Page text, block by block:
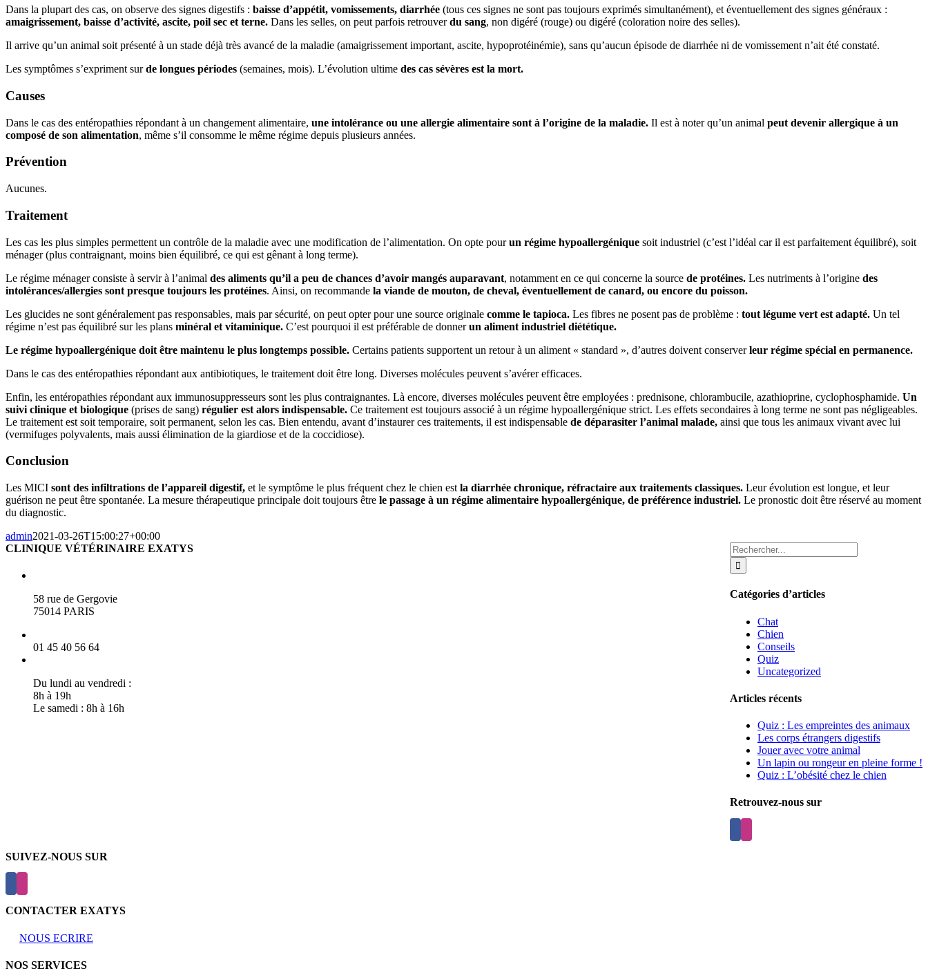
Dans la plupart des cas, on observe des signes digestifs : baisse d’appétit, vomissements, diarrhée (tous ces signes ne sont pas toujours exprimés simultanément), et éventuellement des signes généraux :
amaigrissement, baisse d’activité, ascite, poil sec et terne. Dans les selles, on peut parfois retrouverdu sang, non digéré (rouge) ou digéré (coloration noire des selles).
Il arrive qu’un animal soit présenté à un stade déjà très avancé de la maladie (amaigrissement important, ascite, hypoprotéinémie), sans qu’aucun épisode de diarrhée ni de vomissement n’ait été constaté.
Les symptômes s’expriment surde longues périodes (semaines, mois). L’évolution ultime des cas sévères est la mort.
Causes
Dans le cas des entéropathies répondant à un changement alimentaire, une intolérance ou une allergie alimentaire sont à l’origine de la maladie. Il est à noter qu’un animal peut devenir allergique à un
composé de son alimentation, même s’il consomme le même régime depuis plusieurs années.
Prévention
Aucunes.
Traitement
Les cas les plus simples permettent un contrôle de la maladie avec une modification de l’alimentation. On opte pourun régime hypoallergénique soit industriel (c’est l’idéal car il est parfaitement équilibré), soit
ménager (plus contraignant, moins bien équilibré, ce qui est gênant à long terme).
Le régime ménager consiste à servir à l’animal des aliments qu’il a peu de chances d’avoir mangés auparavant, notamment en ce qui concerne la source de protéines. Les nutriments à l’origine des
intolérances/allergies sont presque toujours les protéines. Ainsi, on recommande la viande de mouton, de cheval, éventuellement de canard, ou encore du poisson.
Les glucides ne sont généralement pas responsables, mais par sécurité, on peut opter pour une source originale comme le tapioca. Les fibres ne posent pas de problème : tout légume vert est adapté. Un tel
régime n’est pas équilibré sur les plans minéral et vitaminique. C’est pourquoi il est préférable de donnerun aliment industriel diététique.
Le régime hypoallergénique doit être maintenu le plus longtemps possible. Certains patients supportent un retour à un aliment « standard », d’autres doivent conserverleur régime spécial en permanence.
Dans le cas des entéropathies répondant aux antibiotiques, le traitement doit être long. Diverses molécules peuvent s’avérer efficaces.
Enfin, les entéropathies répondant aux immunosuppresseurs sont les plus contraignantes. Là encore, diverses molécules peuvent être employées : prednisone, chlorambucile, azathioprine, cyclophosphamide. Un
suivi clinique et biologique (prises de sang) régulier est alors indispensable. Ce traitement est toujours associé à un régime hypoallergénique strict. Les effets secondaires à long terme ne sont pas négligeables.
Le traitement est soit temporaire, soit permanent, selon les cas. Bien entendu, avant d’instaurer ces traitements, il est indispensable de déparasiter l’animal malade, ainsi que tous les animaux vivant avec lui
(vermifuges polyvalents, mais aussi élimination de la giardiose et de la coccidiose).
Conclusion
Les MICI sont des infiltrations de l’appareil digestif, et le symptôme le plus fréquent chez le chien est la diarrhée chronique, réfractaire aux traitements classiques. Leur évolution est longue, et leur
guérison ne peut être spontanée. La mesure thérapeutique principale doit toujours être le passage à un régime alimentaire hypoallergénique, de préférence industriel. Le pronostic doit être réservé au moment
du diagnostic.
admin2021-03-26T15:00:27+00:00
Rechercher:
Catégories d’articles
Chat
Chien
Conseils
Quiz
Uncategorized
Articles récents
Quiz : Les empreintes des animaux
Les corps étrangers digestifs
Jouer avec votre animal
Un lapin ou rongeur en pleine forme !
Quiz : L’obésité chez le chien
Retrouvez-nous sur
CLINIQUE VÉTÉRINAIRE EXATYS
58 rue de Gergovie
75014 PARIS
01 45 40 56 64
Du lundi au vendredi :
8h à 19h
Le samedi : 8h à 16h
SUIVEZ-NOUS SUR
CONTACTER EXATYS
NOUS ECRIRE
NOS SERVICES